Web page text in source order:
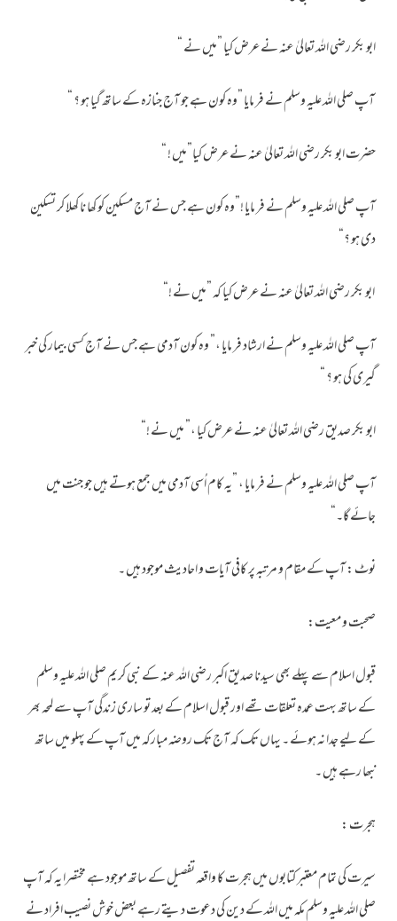
ابو بکر رضی اللہ تعالیٰ عنہ نے عرض کیا ”میں نے “
آپ صلی اللہ علیہ وسلم نے فر مایا ”وہ کون ہے جو آج جنازہ کے ساتھ گیا ہو ؟ “
حضرت ابو بکر رضی اللہ تعالیٰ عنہ نے عرض کیا”میں ! “
آپ صلی اللہ علیہ وسلم نے فر مایا !”وہ کون ہے جس نے آج مسکین کو کھا نا کھلا کر تسکین
دی ہو ؟“
ابو بکر رضی اللہ تعالیٰ عنہ نے عرض کیا کہ ”میں نے !“
آپ صلی اللہ علیہ وسلم نے ارشاد فر مایا ،” وہ کون آدمی ہے جس نے آج کسی بیمار کی خبر
گیری کی ہو ؟ “
ابو بکر صدیق رضی اللہ تعالیٰ عنہ نے عرض کیا ،” میں نے !“
آپ صلی اللہ علیہ وسلم نے فر مایا ، ”یہ کام اُسی آدمی میں جمع ہوتے ہیں جو جنت میں
جائے گا۔“
نوٹ : آپ کے مقام و مرتبہ پر کافی آیات و احادیث موجود ہیں ۔
صحبت و معیت:
قبول اسلام سے پہلے بھی سیدنا صدیق اکبر رضی اللہ عنہ کے نبی کریم صلی اللہ علیہ وسلم
کے ساتھ بہت عمدہ تعلقات تھے اور قبول اسلام کے بعد تو ساری زندگی آپ سے لمحہ بھر
کے لیے جدا نہ ہوئے ۔ یہاں تک کہ آج تک روضہ مبارکہ میں آپ کے پہلو میں ساتھ
نبھا رہے ہیں ۔
ہجرت :
سیرت کی تمام معتبر کتابوں میں ہجرت کا واقعہ تفصیل کے ساتھ موجود ہے مختصرا یہ کہ آپ
صلی اللہ علیہ وسلم مکہ میں اللہ کے دین کی دعوت دیتے رہے بعض خوش نصیب افراد نے